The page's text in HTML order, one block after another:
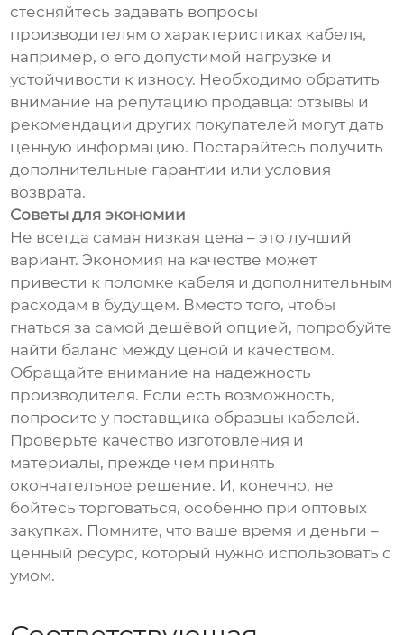
стесняйтесь задавать вопросы
производителям о характеристиках кабеля,
например, о его допустимой нагрузке и
устойчивости к износу. Необходимо обратить
внимание на репутацию продавца: отзывы и
рекомендации других покупателей могут дать
ценную информацию. Постарайтесь получить
дополнительные гарантии или условия
возврата.
Советы для экономии
Не всегда самая низкая цена – это лучший
вариант. Экономия на качестве может
привести к поломке кабеля и дополнительным
расходам в будущем. Вместо того, чтобы
гнаться за самой дешёвой опцией, попробуйте
найти баланс между ценой и качеством.
Обращайте внимание на надежность
производителя. Если есть возможность,
попросите у поставщика образцы кабелей.
Проверьте качество изготовления и
материалы, прежде чем принять
окончательное решение. И, конечно, не
бойтесь торговаться, особенно при оптовых
закупках. Помните, что ваше время и деньги –
ценный ресурс, который нужно использовать с
умом.